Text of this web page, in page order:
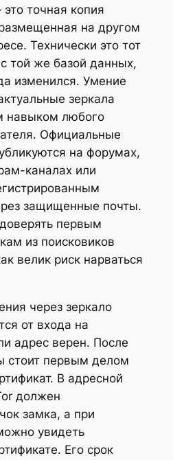
точная копия
на другом
Технически это тот
той же базой данных,
изменился. Умение
зеркала
навыком любого
Официальные
на форумах,
каналах или
защищенные почты.
первым
из поисковиков
велик риск нарваться
через зеркало
от входа на
адрес верен. После
стоит первым делом
В адресной
должен
замка, а при
увидеть
Его срок